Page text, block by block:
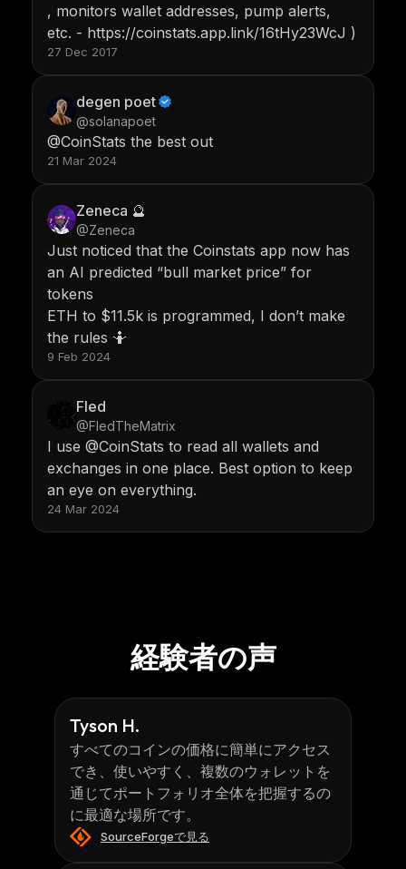
, monitors wallet addresses, pump alerts,
etc. - https://coinstats.app.link/16tHy23WcJ )
27 Dec 2017
degen poet
@solanapoet
@CoinStats the best out
21 Mar 2024
Zeneca 🔮
@Zeneca
Just noticed that the Coinstats app now has
an AI predicted “bull market price” for
tokens
ETH to $11.5k is programmed, I don’t make
the rules 🤷
9 Feb 2024
Fled
@FledTheMatrix
I use @CoinStats to read all wallets and
exchanges in one place. Best option to keep
an eye on everything.
24 Mar 2024
経験者の声
Tyson H.
すべてのコインの価格に簡単にアクセス
でき、使いやすく、複数のウォレットを
通じてポートフォリオ全体を把握するの
に最適な場所です。
SourceForgeで見る